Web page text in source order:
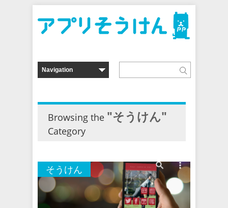
Browsing the "そうけん"
Category
そうけん